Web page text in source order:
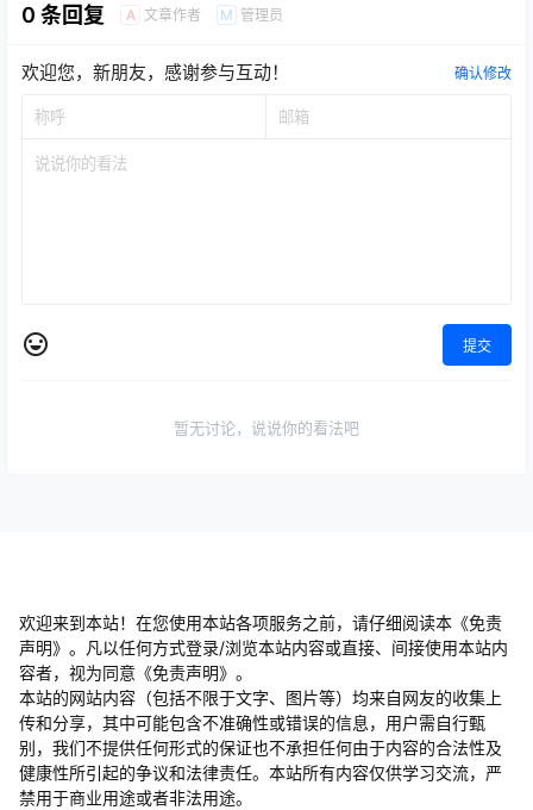
0 条回复 A 文章作者 M 管理员
欢迎您，新朋友，感谢参与互动！ 确认修改
提交
暂无讨论，说说你的看法吧
欢迎来到本站！在您使用本站各项服务之前，请仔细阅读本《免责
声明》。凡以任何方式登录/浏览本站内容或直接、间接使用本站内
容者，视为同意《免责声明》。
本站的网站内容（包括不限于文字、图片等）均来自网友的收集上
传和分享，其中可能包含不准确性或错误的信息，用户需自行甄
别，我们不提供任何形式的保证也不承担任何由于内容的合法性及
健康性所引起的争议和法律责任。本站所有内容仅供学习交流，严
禁用于商业用途或者非法用途。